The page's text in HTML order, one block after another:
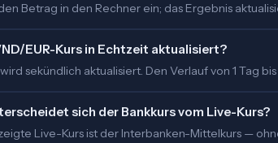
Betrag in den Rechner ein; das Ergebnis
EUR-Kurs in Echtzeit aktualisiert?
wird sekündlich aktualisiert. Den Verlauf von 1 Tag
sich der Bankkurs vom Live-Kurs?
Live-Kurs ist der Interbanken-Mittelkurs —